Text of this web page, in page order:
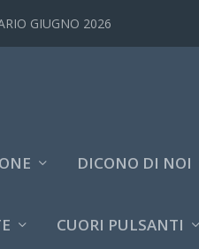
GIUGNO 2026
DICONO DI NOI
CUORI PULSANTI